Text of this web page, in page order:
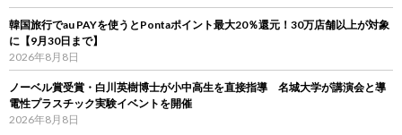
韓国旅行でau PAYを使うとPontaポイント最大20％還元！30万店舗以上が対象
に【9月30日まで】
2026年8月8日
ノーベル賞受賞・白川英樹博士が小中高生を直接指導 名城大学が講演会と導
電性プラスチック実験イベントを開催
2026年8月8日